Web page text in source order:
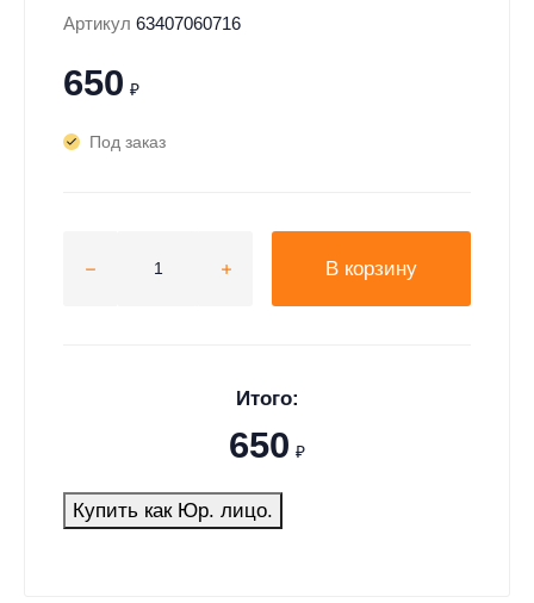
Артикул 63407060716
650 ₽
Под заказ
В корзину
Итого:
650 ₽
Купить как Юр. лицо.